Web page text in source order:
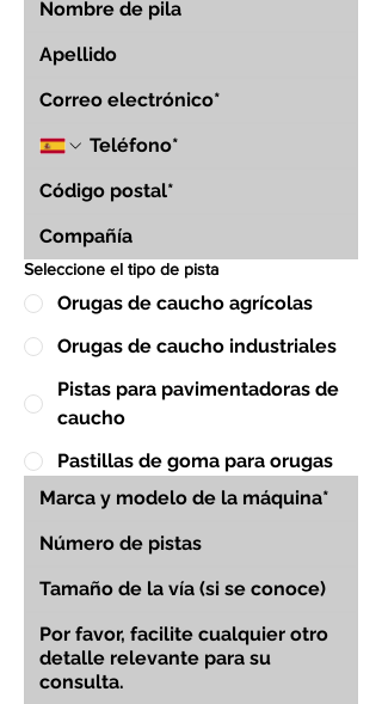
Seleccione el tipo de pista
Orugas de caucho agrícolas
Orugas de caucho industriales
Pistas para pavimentadoras de
caucho
Pastillas de goma para orugas